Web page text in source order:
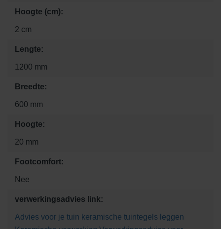
Hoogte (cm):
2 cm
Lengte:
1200 mm
Breedte:
600 mm
Hoogte:
20 mm
Footcomfort:
Nee
verwerkingsadvies link:
Advies voor je tuin keramische tuintegels leggen